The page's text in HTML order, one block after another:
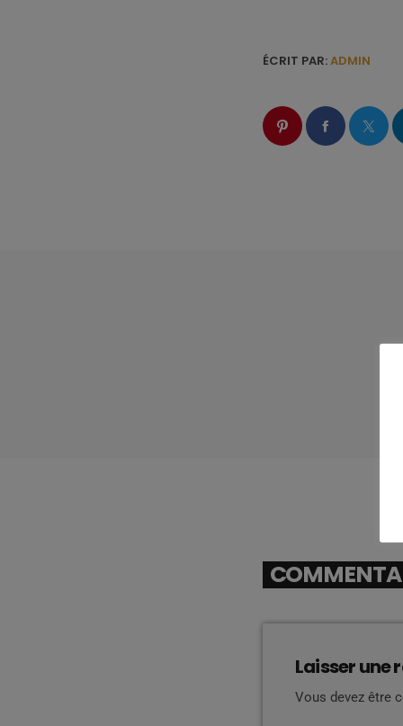
ÉCRIT PAR:ADMIN
Laisser une
Vous devez être